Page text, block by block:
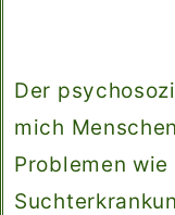
Der
mich
Problemen